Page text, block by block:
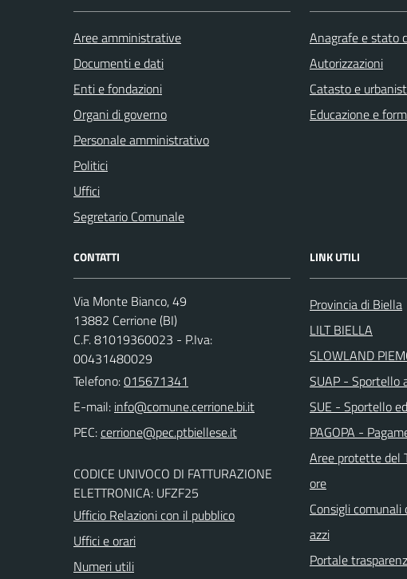
Aree amministrative
Documenti e dati
Enti e fondazioni
Organi di governo
Personale amministrativo
Politici
Uffici
Segretario Comunale
Anagrafe e stato
Autorizzazioni
Catasto e
Educazione e
CONTATTI
Via Monte Bianco, 49
13882 Cerrione (BI)
C.F. 81019360023 - P.Iva:
00431480029
Telefono:015671341
E-mail:
PEC:
CODICE UNIVOCO DI FATTURAZIONE
ELETTRONICA: UFZF25
Ufficio Relazioni con il pubblico
Uffici e orari
Numeri utili
LINK UTILI
Provincia di Biella
LILT BIELLA
SLOWLAND
SUAP -
SUE - Sportello
PAGOPA -
Aree protette del
ore
Consigli comunali
azzi
Portale